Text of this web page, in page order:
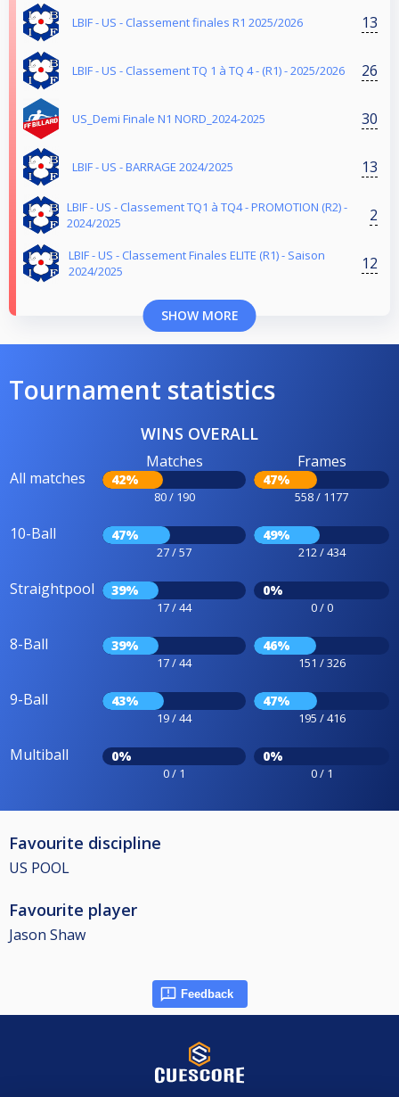
LBIF - US - Classement finales R1 2025/2026 13
LBIF - US - Classement TQ 1 à TQ 4 - (R1) - 2025/2026 26
US_Demi Finale N1 NORD_2024-2025 30
LBIF - US - BARRAGE 2024/2025 13
LBIF - US - Classement TQ1 à TQ4 - PROMOTION (R2) -
2024/2025
2
LBIF - US - Classement Finales ELITE (R1) - Saison
2024/2025
12
SHOW MORE
Tournament statistics
WINS OVERALL
All matches
Matches
42%
80 / 190
Frames
47%
558 / 1177
10-Ball 47%
27 / 57
49%
212 / 434
Straightpool 39%
17 / 44
0%
0 / 0
8-Ball 39%
17 / 44
46%
151 / 326
9-Ball 43%
19 / 44
47%
195 / 416
Multiball 0%
0 / 1
0%
0 / 1
Favourite discipline
US POOL
Favourite player
Jason Shaw
Feedback